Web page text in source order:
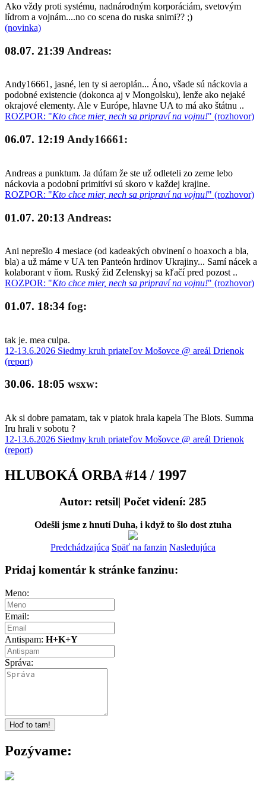
Ako vždy proti systému, nadnárodným korporáciám, svetovým
lídrom a vojnám....no co scena do ruska snimi?? ;)
(novinka)
08.07. 21:39 Andreas:
Andy16661, jasné, len ty si aeroplán... Áno, všade sú náckovia a
podobné existencie (dokonca aj v Mongolsku), lenže ako nejaké
okrajové elementy. Ale v Európe, hlavne UA to má ako štátnu ..
ROZPOR: "Kto chce mier, nech sa pripraví na vojnu!" (rozhovor)
06.07. 12:19 Andy16661:
Andreas a punktum. Ja dúfam že ste už odleteli zo zeme lebo
náckovia a podobní primitívi sú skoro v každej krajine.
ROZPOR: "Kto chce mier, nech sa pripraví na vojnu!" (rozhovor)
01.07. 20:13 Andreas:
Ani neprešlo 4 mesiace (od kadeakých obvinení o hoaxoch a bla,
bla) a už máme v UA ten Panteón hrdinov Ukrajiny... Samí nácek a
kolaborant v ňom. Ruský žid Zelenskyj sa kľačí pred pozost ..
ROZPOR: "Kto chce mier, nech sa pripraví na vojnu!" (rozhovor)
01.07. 18:34 fog:
tak je. mea culpa.
12-13.6.2026 Siedmy kruh priateľov Mošovce @ areál Drienok
(report)
30.06. 18:05 wsxw:
Ak si dobre pamatam, tak v piatok hrala kapela The Blots. Summa
Iru hrali v sobotu ?
12-13.6.2026 Siedmy kruh priateľov Mošovce @ areál Drienok
(report)
HLUBOKÁ ORBA #14 / 1997
Autor: retsil| Počet videní: 285
Odešli jsme z hnutí Duha, i když to šlo dost ztuha
Predchádzajúca Späť na fanzin Nasledujúca
Pridaj komentár k stránke fanzinu:
Meno:
Email:
Antispam: H+K+Y
Správa:
Pozývame: